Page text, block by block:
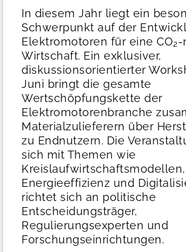
In diesem Jahr liegt ein
Schwerpunkt auf der
Elektromotoren für eine
Wirtschaft. Ein exklusiver,
diskussionsorientierter
Juni bringt die gesamte
Wertschöpfungskette der
Elektromotorenbranche
Materialzulieferern über
zu Endnutzern. Die
sich mit Themen wie
Kreislaufwirtschaftsmodellen,
Energieeffizienz und
richtet sich an politische
Entscheidungsträger,
Regulierungsexperten und
Forschungseinrichtungen.